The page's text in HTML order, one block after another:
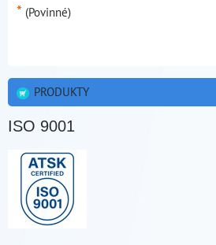
* (Povinné)
PRODUKTY
ISO 9001